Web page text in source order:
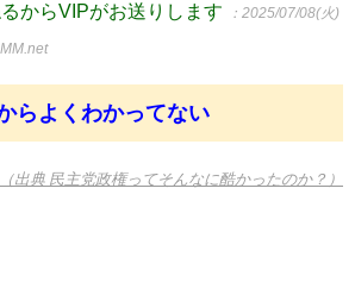
からVIPがお送りします ：2025/07/08(火)
らよくわかってない
（出典 民主党政権ってそんなに酷かったのか？）